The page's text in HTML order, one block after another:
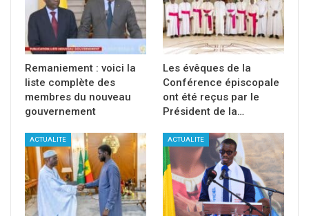
Remaniement : voici la
liste complète des
membres du nouveau
gouvernement
Les évêques de la
Conférence épiscopale
ont été reçus par le
Président de la…
ACTUALITE ACTUALITE